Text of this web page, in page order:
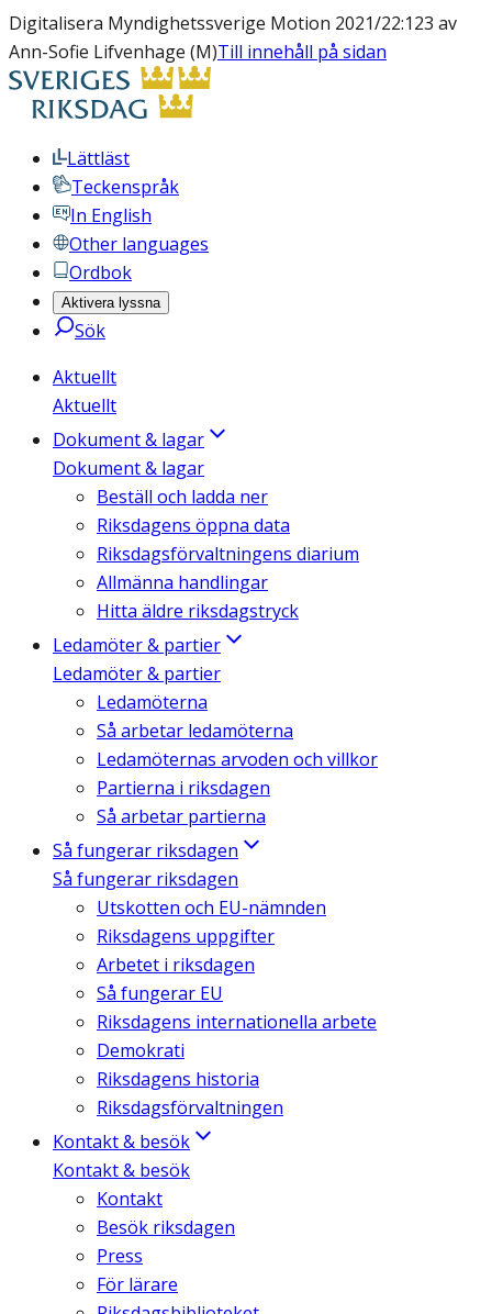
Digitalisera Myndighetssverige Motion 2021/22:123 av
Ann-Sofie Lifvenhage (M)Till innehåll på sidan
Lättläst
Teckenspråk
In English
Other languages
Ordbok
Aktivera lyssna
Sök
Aktuellt
Aktuellt
Dokument & lagar
Dokument & lagar
Beställ och ladda ner
Riksdagens öppna data
Riksdagsförvaltningens diarium
Allmänna handlingar
Hitta äldre riksdagstryck
Ledamöter & partier
Ledamöter & partier
Ledamöterna
Så arbetar ledamöterna
Ledamöternas arvoden och villkor
Partierna i riksdagen
Så arbetar partierna
Så fungerar riksdagen
Så fungerar riksdagen
Utskotten och EU-nämnden
Riksdagens uppgifter
Arbetet i riksdagen
Så fungerar EU
Riksdagens internationella arbete
Demokrati
Riksdagens historia
Riksdagsförvaltningen
Kontakt & besök
Kontakt & besök
Kontakt
Besök riksdagen
Press
För lärare